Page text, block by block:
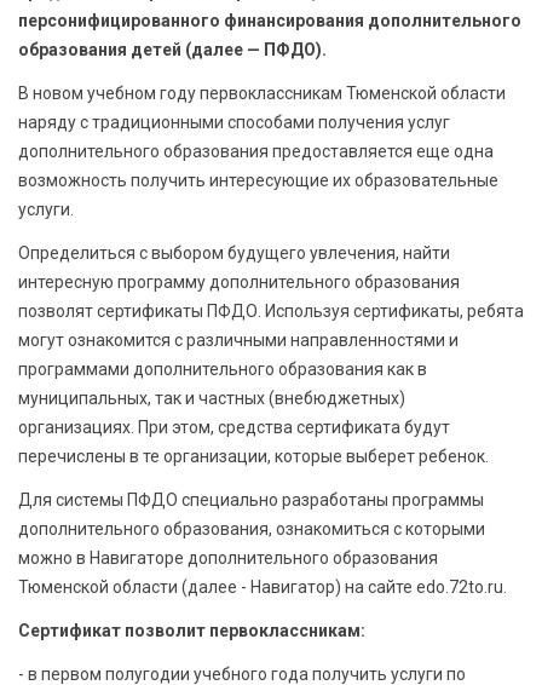
АРХИВ PDF
персонифицированного финансирования дополнительного
образования детей (далее — ПФДО).
В новом учебном году первоклассникам Тюменской области
наряду с традиционными способами получения услуг
дополнительного образования предоставляется еще одна
возможность получить интересующие их образовательные
услуги.
Определиться с выбором будущего увлечения, найти
интересную программу дополнительного образования
позволят сертификаты ПФДО. Используя сертификаты, ребята
могут ознакомится с различными направленностями и
программами дополнительного образования как в
муниципальных, так и частных (внебюджетных)
организациях. При этом, средства сертификата будут
перечислены в те организации, которые выберет ребенок.
Для системы ПФДО специально разработаны программы
дополнительного образования, ознакомиться с которыми
можно в Навигаторе дополнительного образования
Тюменской области (далее - Навигатор) на сайте edo.72to.ru.
Сертификат позволит первоклассникам:
- в первом полугодии учебного года получить услуги по